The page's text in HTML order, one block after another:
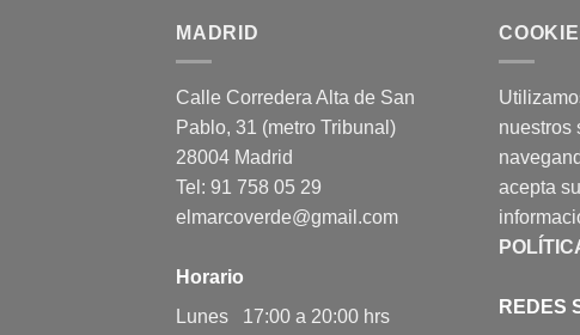
MADRID
Calle Corredera Alta de San
Pablo, 31 (metro Tribunal)
28004 Madrid
Tel: 91 758 05 29
elmarcoverde@gmail.com
Horario
Lunes 17:00 a 20:00 hrs
nuestros
acepta
REDES